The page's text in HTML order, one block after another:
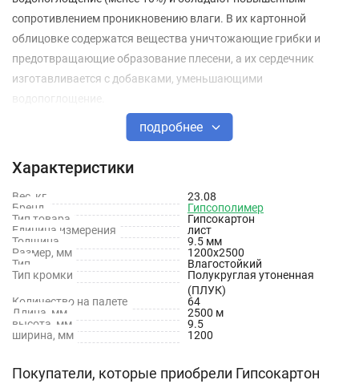
сопротивлением проникновению влаги. В их картонной
облицовке содержатся вещества уничтожающие грибки и
предотвращающие образование плесени, а их сердечник
изготавливается с добавками, уменьшающими
водопоглощение.
Применяются при внутренней отделке помещений с
жилых зданиях, отделке административных, в том числе
детских и медицинских, учреждений.
Продукция сертифицирована, имеет сертификат соответствия,
сертификат пожарной безопасности.
Особенности: содержат гидрофобные и антигрибковые
добавки.
Характеристики
Цвет: зелёный
подробнее
Характеристики
Вес, кг
23.08
Бренд
Гипсополимер
Тип товара
Гипсокартон
Единица измерения
лист
Толщина
9.5 мм
Размер, мм
1200х2500
Тип
Влагостойкий
Тип кромки
Полукруглая утоненная
(ПЛУК)
Количество на палете
64
Длина, мм
2500 м
высота, мм
9.5
ширина, мм
1200
Покупатели, которые приобрели Гипсокартон